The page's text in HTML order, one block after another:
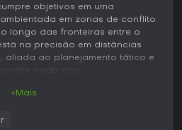
objetivos em uma
em zonas de conflito
longo das fronteiras entre o
na precisão em distâncias
aliada ao planejamento tático e
cada alvo.
vantajosas e execução dos
+Mais